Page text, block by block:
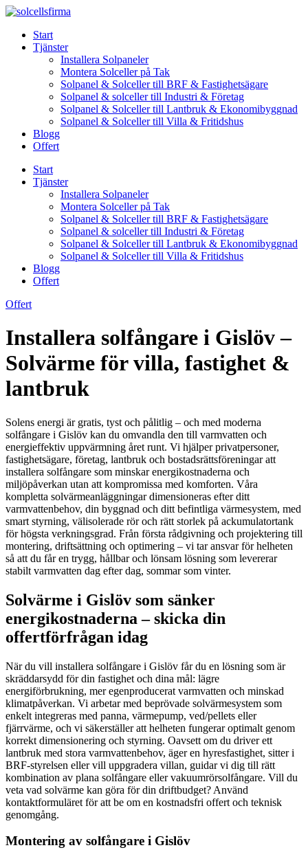
Skip
contentStart
Tjänster
Installera Solpaneler
Montera Solceller på Tak
Solpanel & Solceller till BRF & Fastighetsägare
Solpanel & solceller till Industri & Företag
Solpanel & Solceller till Lantbruk & Ekonomibyggnad
Solpanel & Solceller till Villa & Fritidshus
Blogg
Offert
Start
Tjänster
Installera Solpaneler
Montera Solceller på Tak
Solpanel & Solceller till BRF & Fastighetsägare
Solpanel & solceller till Industri & Företag
Solpanel & Solceller till Lantbruk & Ekonomibyggnad
Solpanel & Solceller till Villa & Fritidshus
Blogg
Offert
Offert
Installera solfångare i Gislöv –
Solvärme för villa, fastighet &
lantbruk
Solens energi är gratis, tyst och pålitlig – och med moderna
solfångare i Gislöv kan du omvandla den till varmvatten och
energieffektiv uppvärmning året runt. Vi hjälper privatpersoner,
fastighetsägare, företag, lantbruk och bostadsrättsföreningar att
installera solfångare som minskar energikostnaderna och
miljöpåverkan utan att kompromissa med komforten. Våra
kompletta solvärmeanläggningar dimensioneras efter ditt
varmvattenbehov, din byggnad och ditt befintliga värmesystem, med
smart styrning, välisolerade rör och rätt storlek på ackumulatortank
för högsta verkningsgrad. Från första rådgivning och projektering till
montering, driftsättning och optimering – vi tar ansvar för helheten
så att du får en trygg, hållbar och lönsam lösning som levererar
stabilt varmvatten dag efter dag, sommar som vinter.
Solvärme i Gislöv som sänker
energikostnaderna – skicka din
offertförfrågan idag
När du vill installera solfångare i Gislöv får du en lösning som är
skräddarsydd för din fastighet och dina mål: lägre
energiförbrukning, mer egenproducerat varmvatten och minskad
klimatpåverkan. Vi arbetar med beprövade solvärmesystem som
enkelt integreras med panna, värmepump, ved/pellets eller
fjärrvärme, och vi säkerställer att helheten fungerar optimalt genom
korrekt dimensionering och styrning. Oavsett om du driver ett
lantbruk med stora varmvattenbehov, äger en hyresfastighet, sitter i
BRF-styrelsen eller vill uppgradera villan, guidar vi dig till rätt
kombination av plana solfångare eller vakuumrörsolfångare. Vill du
veta vad solvärme kan göra för din driftbudget? Använd
kontaktformuläret för att be om en kostnadsfri offert och teknisk
genomgång.
Montering av solfångare i Gislöv